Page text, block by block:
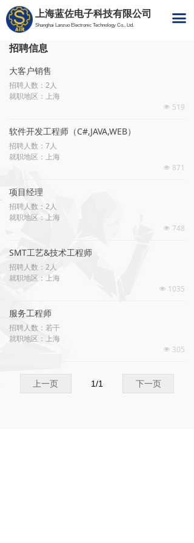
上海蓝佐电子科技有限公司
Shanghai Lanzuo Electronic Technology Co., Ltd. 끀
首页
产品与服务
SMT整线设备提供
智能工厂软件系统
教育及培训
成功案例
联系我们
招聘信息
大客户销售
招聘人数：2人
就职地区：上海
넶 519
软件开发工程师（C#,JAVA,WEB）
招聘人数：7人
就职地区：上海
넶 871
项目经理
招聘人数：2人
就职地区：上海
넶 748
SMT工艺&技术工程师
招聘人数：2人
就职地区：上海
넶 1035
服务工程师
招聘人数：若干
就职地区：上海
넶 305
上一页 下一页
1/1